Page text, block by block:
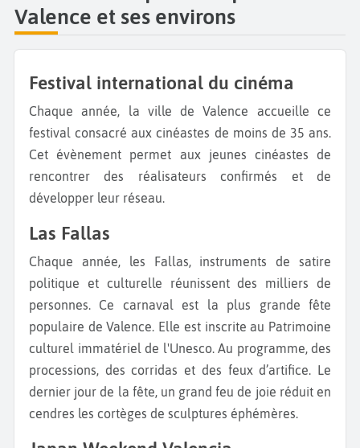
Valence et ses environs
Festival international du cinéma
Chaque année, la ville de Valence accueille ce
festival consacré aux cinéastes de moins de 35 ans.
Cet évènement permet aux jeunes cinéastes de
rencontrer des réalisateurs confirmés et de
développer leur réseau.
Las Fallas
Chaque année, les Fallas, instruments de satire
politique et culturelle réunissent des milliers de
personnes. Ce carnaval est la plus grande fête
populaire de Valence. Elle est inscrite au Patrimoine
culturel immatériel de l'Unesco. Au programme, des
processions, des corridas et des feux d’artifice. Le
dernier jour de la fête, un grand feu de joie réduit en
cendres les cortèges de sculptures éphémères.